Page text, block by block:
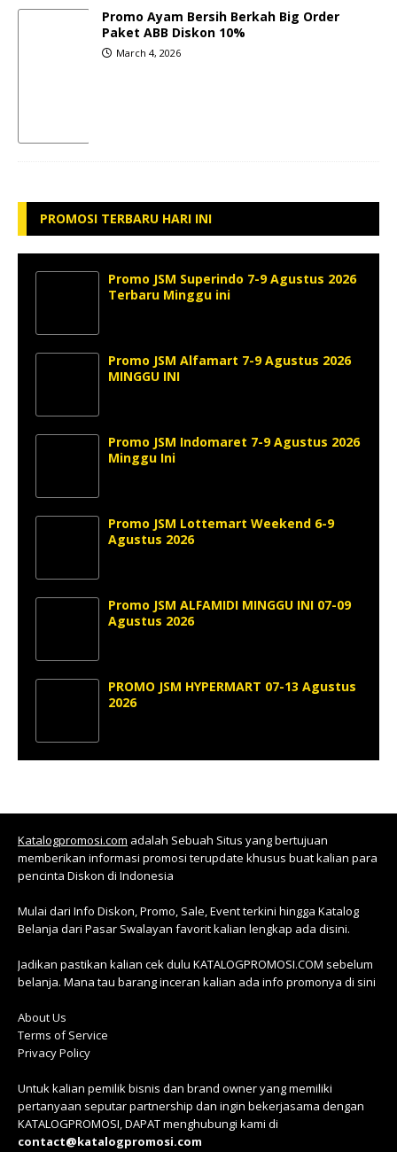
Promo Ayam Bersih Berkah Big Order
Paket ABB Diskon 10%
March 4, 2026
PROMOSI TERBARU HARI INI
Promo JSM Superindo 7-9 Agustus 2026
Terbaru Minggu ini
Promo JSM Alfamart 7-9 Agustus 2026
MINGGU INI
Promo JSM Indomaret 7-9 Agustus 2026
Minggu Ini
Promo JSM Lottemart Weekend 6-9
Agustus 2026
Promo JSM ALFAMIDI MINGGU INI 07-09
Agustus 2026
PROMO JSM HYPERMART 07-13 Agustus
2026
Katalogpromosi.com adalah Sebuah Situs yang bertujuan
memberikan informasi promosi terupdate khusus buat kalian para
pencinta Diskon di Indonesia
Mulai dari Info Diskon, Promo, Sale, Event terkini hingga Katalog
Belanja dari Pasar Swalayan favorit kalian lengkap ada disini.
Jadikan pastikan kalian cek dulu KATALOGPROMOSI.COM sebelum
belanja. Mana tau barang inceran kalian ada info promonya di sini
About Us
Terms of Service
Privacy Policy
Untuk kalian pemilik bisnis dan brand owner yang memiliki
pertanyaan seputar partnership dan ingin bekerjasama dengan
KATALOGPROMOSI, DAPAT menghubungi kami di
contact@katalogpromosi.com